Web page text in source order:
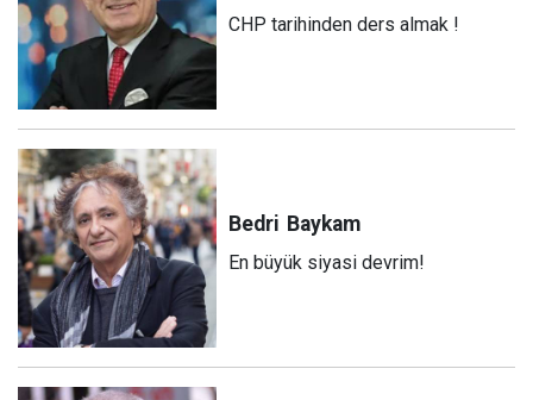
CHP tarihinden ders almak !
Bedri Baykam
En büyük siyasi devrim!